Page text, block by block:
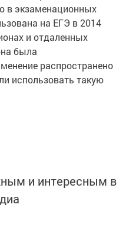
в экзаменационных
на ЕГЭ в 2014
и отдаленных
была
распространено
использовать такую
и интересным в